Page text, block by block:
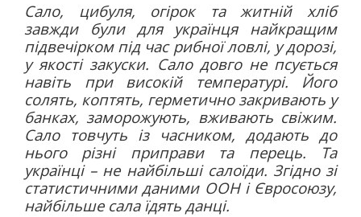
Сало, цибуля, огірок та житній хліб
завжди були для українця найкращим
підвечірком під час рибної ловлі, у дорозі,
у якості закуски. Сало довго не псується
навіть при високій температурі. Його
солять, коптять, герметично закривають у
банках, заморожують, вживають свіжим.
Сало товчуть із часником, додають до
нього різні приправи та перець. Та
українці – не найбільші салоїди. Згідно зі
статистичними даними ООН і Євросоюзу,
найбільше сала їдять данці.